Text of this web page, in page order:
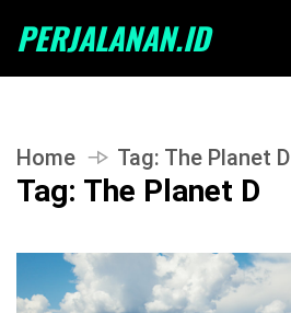
PERJALANAN.ID
Home Tag: The Planet D
Tag: The Planet D